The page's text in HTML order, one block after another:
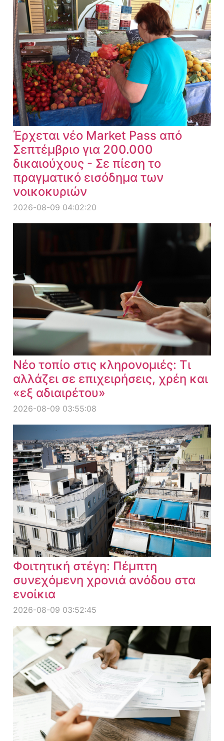
Έρχεται νέο Market Pass από
Σεπτέμβριο για 200.000
δικαιούχους - Σε πίεση το
πραγματικό εισόδημα των
νοικοκυριών
2026-08-09 04:02:20
Νέο τοπίο στις κληρονομιές: Τι
αλλάζει σε επιχειρήσεις, χρέη και
«εξ αδιαιρέτου»
2026-08-09 03:55:08
Φοιτητική στέγη: Πέμπτη
συνεχόμενη χρονιά ανόδου στα
ενοίκια
2026-08-09 03:52:45